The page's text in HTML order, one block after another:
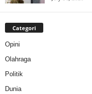
Categori
Opini
Olahraga
Politik
Dunia